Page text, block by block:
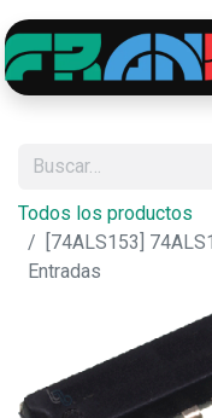
Todos los productos
[74ALS153]
Entradas